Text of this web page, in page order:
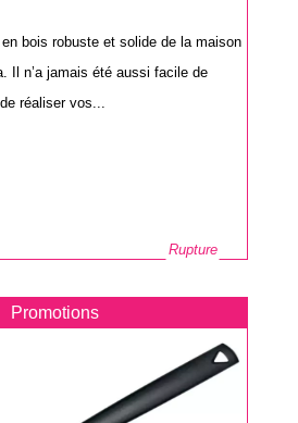
bois robuste et solide de la maison
Il n’a jamais été aussi facile de
réaliser vos...
Rupture
Promotions